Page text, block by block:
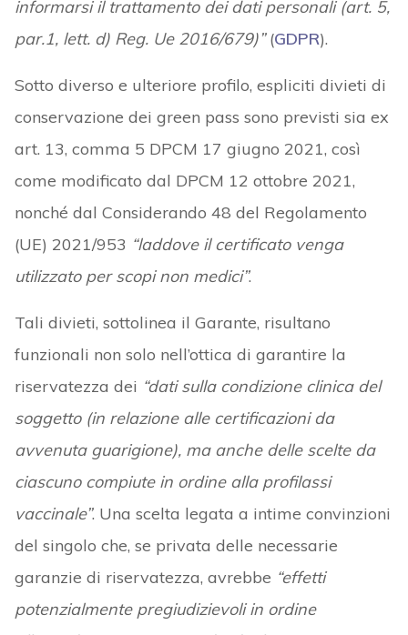
informarsi il trattamento dei dati personali (art. 5,
par.1, lett. d) Reg. Ue 2016/679)”(GDPR).
Sotto diverso e ulteriore profilo, espliciti divieti di
conservazione dei green pass sono previsti sia ex
art. 13, comma 5 DPCM 17 giugno 2021, così
come modificato dal DPCM 12 ottobre 2021,
nonché dal Considerando 48 del Regolamento
(UE) 2021/953 “laddove il certificato venga
utilizzato per scopi non medici”.
Tali divieti, sottolinea il Garante, risultano
funzionali non solo nell’ottica di garantire la
riservatezza dei “dati sulla condizione clinica del
soggetto (in relazione alle certificazioni da
avvenuta guarigione), ma anche delle scelte da
ciascuno compiute in ordine alla profilassi
vaccinale”. Una scelta legata a intime convinzioni
del singolo che, se privata delle necessarie
garanzie di riservatezza, avrebbe “effetti
potenzialmente pregiudizievoli in ordine